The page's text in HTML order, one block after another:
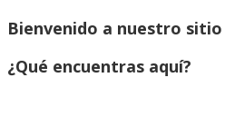
Bienvenido a nuestro sitio
¿Qué encuentras aquí?